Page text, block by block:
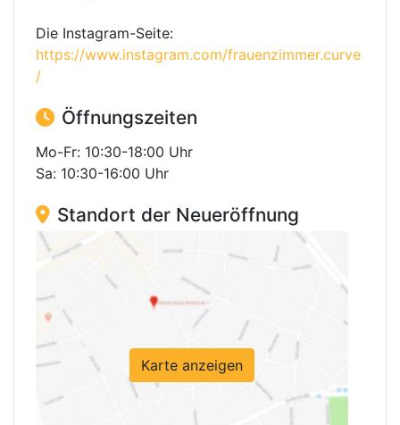
Die Instagram-Seite:
https://www.instagram.com/frauenzimmer.curve
/
Öffnungszeiten
Mo-Fr: 10:30-18:00 Uhr
Sa: 10:30-16:00 Uhr
Standort der Neueröffnung
Karte anzeigen